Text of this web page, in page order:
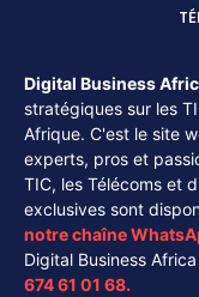
Digital Business
stratégiques sur les
Afrique. C'est le site
experts, pros et
TIC, les Télécoms et
exclusives sont
notre chaîne
Digital Business
674 61 01 68.